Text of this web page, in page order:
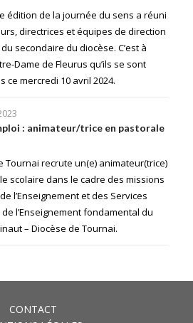
édition de la journée du sens a réuni
directrices et équipes de direction
secondaire du diocèse. C’est à
Dame de Fleurus qu’ils se sont
ce mercredi 10 avril 2024.
: animateur/trice en pastorale
Tournai recrute un(e) animateur(trice)
scolaire dans le cadre des missions
l’Enseignement et des Services
l’Enseignement fondamental du
– Diocèse de Tournai.
CONTACT